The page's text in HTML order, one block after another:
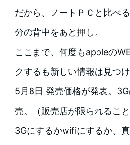
だから、ノートＰＣと比べ
分の背中をあと押し。
ここまで、何度もappleの
クするも新しい情報は見つけ
5月8日 発売価格が発表。
売。（販売店が限られること
3Gにするかwifiにするか、真